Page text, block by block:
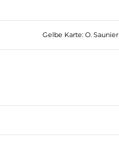
Gelbe Karte: O. Saunier